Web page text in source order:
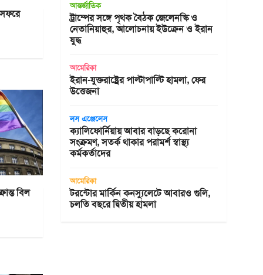
সফরে
বিল
আন্তর্জাতিক
ট্রাম্পের সঙ্গে পৃথক বৈঠক জেলেনস্কি ও
নেতানিয়াহুর, আলোচনায় ইউক্রেন ও ইরান
যুদ্ধ
আমেরিকা
ইরান-যুক্তরাষ্ট্রের পাল্টাপাল্টি হামলা, ফের
উত্তেজনা
লস এঞ্জেলেস
ক্যালিফোর্নিয়ায় আবার বাড়ছে করোনা
সংক্রমণ, সতর্ক থাকার পরামর্শ স্বাস্থ্য
কর্মকর্তাদের
আমেরিকা
টরন্টোর মার্কিন কনস্যুলেটে আবারও গুলি,
চলতি বছরে দ্বিতীয় হামলা